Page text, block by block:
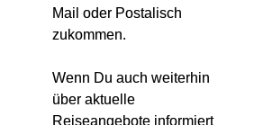
Mail oder Postalisch
zukommen.
Wenn Du auch weiterhin
über aktuelle
Reiseangebote informiert